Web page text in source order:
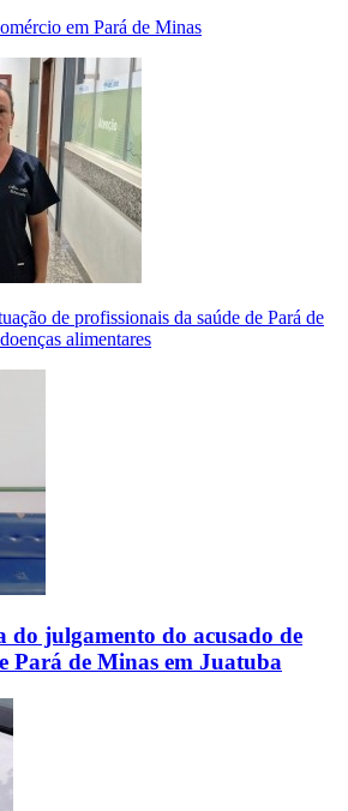
em Pará de Minas
de profissionais da saúde de Pará de
alimentares
do julgamento do acusado de
Pará de Minas em Juatuba